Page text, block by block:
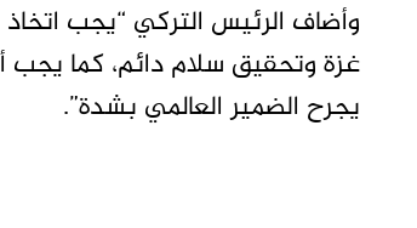
وأضاف الرئيس التركي “يجب
غزة وتحقيق سلام دائم، كما يجب
يجرح الضمير العالمي بشدة”.